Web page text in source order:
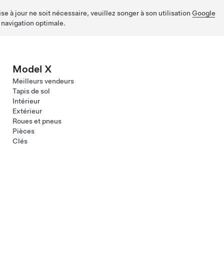
à jour ne soit nécessaire, veuillez songer à son utilisation Google
optimale.
Model X
Meilleurs vendeurs
Tapis de sol
Intérieur
Extérieur
Roues et pneus
Pièces
Clés